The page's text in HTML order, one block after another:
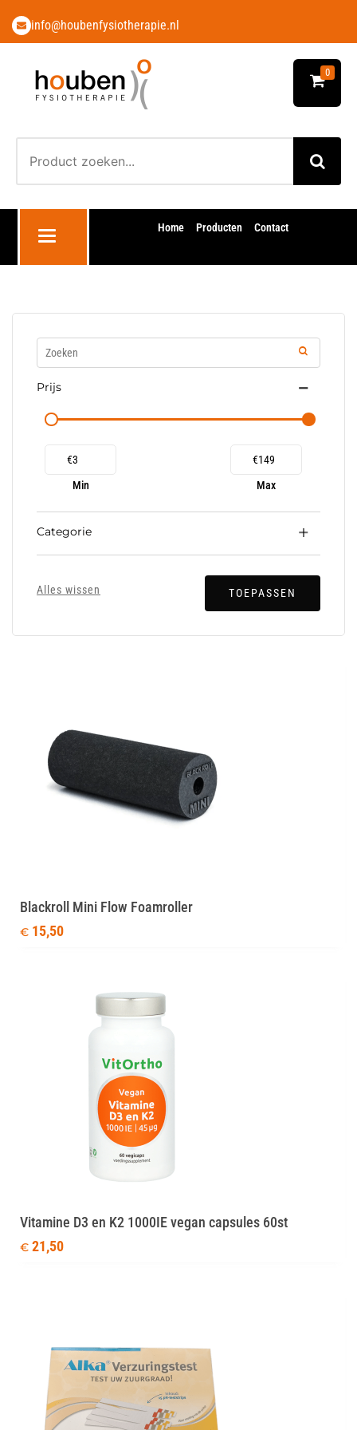
info@houbenfysiotherapie.nl
0
Toggle navigation
Home Producten Contact
Prijs
€
Min
€
Max
Categorie
Alles wissen TOEPASSEN
Blackroll Mini Flow Foamroller
€ 15,50
Vitamine D3 en K2 1000IE vegan capsules 60st
€ 21,50